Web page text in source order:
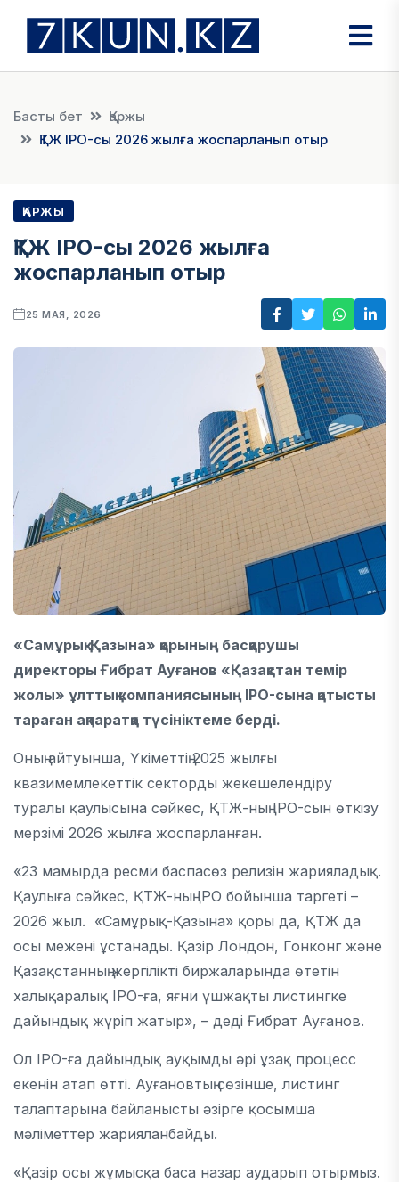
Басты бет
Қаржы
ҚТЖ IPO-сы 2026 жылға жоспарланып отыр
ҚАРЖЫ
ҚТЖ IPO-сы 2026 жылға
жоспарланып отыр
25 МАЯ, 2026
«Самұрық-Қазына» қорының басқарушы
директоры Ғибрат Ауғанов «Қазақстан темір
жолы» ұлттық компаниясының IPO-сына қатысты
тараған ақпаратқа түсініктеме берді.
Оның айтуынша, Үкіметтің 2025 жылғы
квазимемлекеттік секторды жекешелендіру
туралы қаулысына сәйкес, ҚТЖ-ның IPO-сын өткізу
мерзімі 2026 жылға жоспарланған.
«23 мамырда ресми баспасөз релизін жарияладық.
Қаулыға сәйкес, ҚТЖ-ның IPO бойынша таргеті –
2026 жыл. «Самұрық-Қазына» қоры да, ҚТЖ да
осы межені ұстанады. Қазір Лондон, Гонконг және
Қазақстанның жергілікті биржаларында өтетін
халықаралық IPO-ға, яғни үшжақты листингке
дайындық жүріп жатыр», – деді Ғибрат Ауғанов.
Ол IPO-ға дайындық ауқымды әрі ұзақ процесс
екенін атап өтті. Ауғановтың сөзінше, листинг
талаптарына байланысты әзірге қосымша
мәліметтер жарияланбайды.
«Қазір осы жұмысқа баса назар аударып отырмыз.